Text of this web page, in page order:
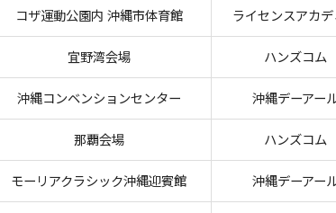
コザ運動公園内 沖縄市体育館 ライセンスアカデ
宜野湾会場 ハンズコム
沖縄コンベンションセンター 沖縄デーアー
那覇会場 ハンズコム
モーリアクラシック沖縄迎賓館 沖縄デーアー